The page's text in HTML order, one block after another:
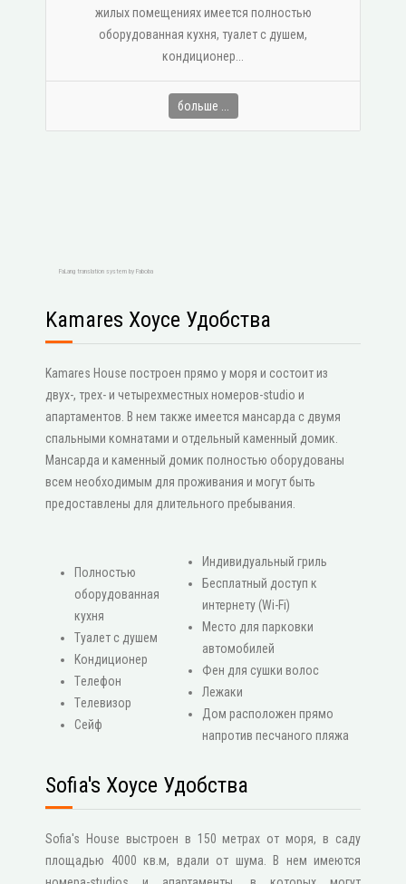
жилых помещениях имеется полностью
оборудованная кухня, туалет с душем,
κондиционер...
больше ...
FaLang translation system by Faboba
Kamares Хоусе Удобства
Kamares House построен прямо у моря и состоит из
двух-, трех- и четырехместных номеров-studio и
апартаментов. В нем также имеется мансарда с двумя
спальными комнатами и отдельный каменный домик.
Мансарда и каменный домик полностью оборудованы
всем необходимым для проживания и могут быть
предоставлены для длительного пребывания.
Πолностью
оборудованная
кухня
Туалет с душем
Κондиционер
Τелефон
Τелевизор
Сейф
Индивидуальный гриль
Бесплатный доступ к
интернету (Wi-Fi)
Место для парковки
автомобилей
Фен для сушки волос
Лежаки
Дом расположен прямо
напротив песчаного пляжа
Sofia's Хоусе Удобства
Sofia's House выстроен в 150 метрах от моря, в саду
площадью 4000 кв.м, вдали от шума. В нем имеются